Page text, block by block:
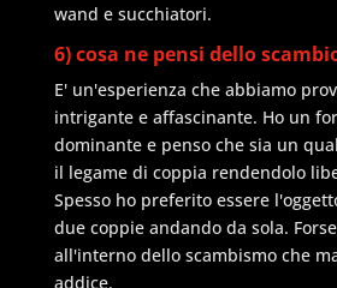
wand e succhiatori.
6) cosa ne pensi dello
E' un'esperienza che abbiamo
intrigante e affascinante. Ho un
dominante e penso che sia un
il legame di coppia rendendolo
Spesso ho preferito essere
due coppie andando da sola.
all'interno dello scambismo che
addice.